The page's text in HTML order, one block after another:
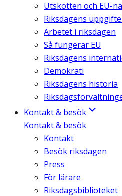
Utskotten och EU-
Riksdagens
Arbetet i riksdagen
Så fungerar EU
Riksdagens
Demokrati
Riksdagens historia
Kontakt & besök
Kontakt & besök
Kontakt
Besök riksdagen
Press
För lärare
Riksdagsbiblioteket